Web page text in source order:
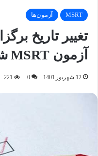
MSRT آزمون‌ها
تغییر تاریخ
آزمون MSRT شهریور ۱۴۰۱
12 شهریور 1401 0
221